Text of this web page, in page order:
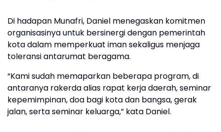
Di hadapan Munafri, Daniel menegaskan komitmen
organisasinya untuk bersinergi dengan pemerintah
kota dalam memperkuat iman sekaligus menjaga
toleransi antarumat beragama.
“Kami sudah memaparkan beberapa program, di
antaranya rakerda alias rapat kerja daerah, seminar
kepemimpinan, doa bagi kota dan bangsa, gerak
jalan, serta seminar keluarga,” kata Daniel.